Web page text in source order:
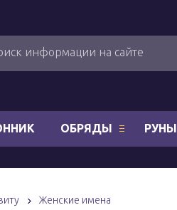
ОБРЯДЫ РУНЫ
Женские имена